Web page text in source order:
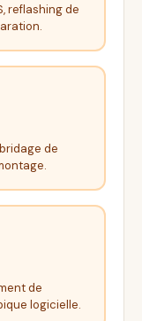
reflashing de
de
de
logicielle.